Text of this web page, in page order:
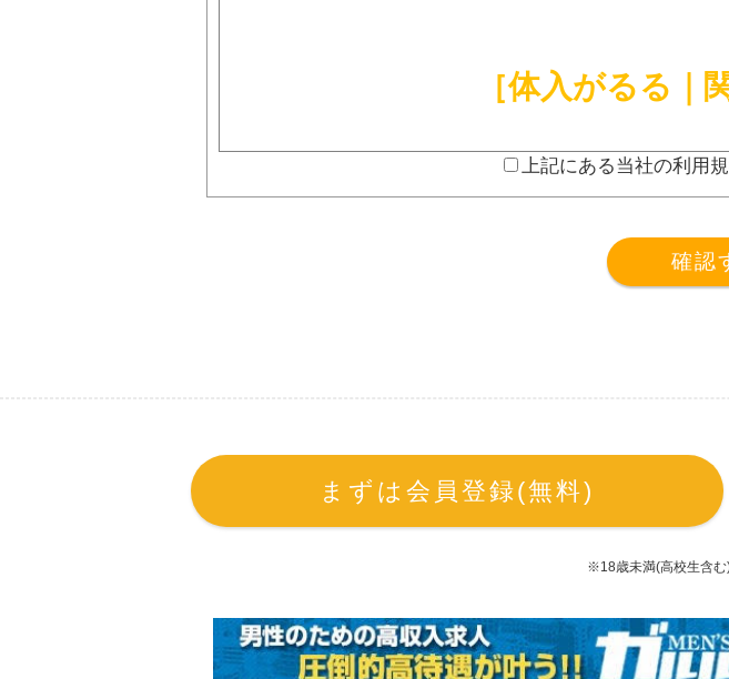
［体入がるる｜
求人情報サイト［体入がるる｜関東版］は株式会社エフォーショ
当社の、皆様からいただいた個人情報についての取り扱いにつ
本サービスをご利用いただいた場合、以下の「プライバシーポ
本利用規約は如何なる理由でも通知なしに変更することがあり
サービスの変更・停止に関し利用者・その他の利用者・第三
【責任の制約】
［体入がるる｜関東版］はサービスの使用または誤った使用
上記にある当社の利用
まずは会員登録(無料)
※18歳未満(高校生含む